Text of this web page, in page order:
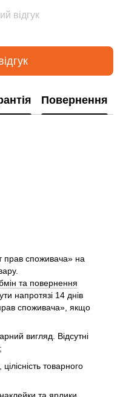
відгук
Повернення
прав споживача» на
та повернення
напротязі 14 днів
споживача», якщо
вигляд. Відсутні
товарного